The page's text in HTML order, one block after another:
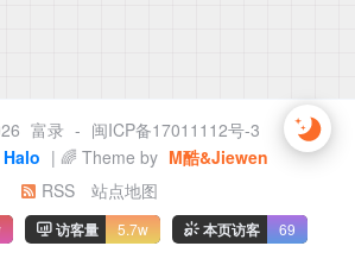
富录 - 闽ICP备17011112号-3
Halo | 🌈 Theme by M酷&Jiewen
RSS
站点地图
访客量 5.7w 本页访客 69